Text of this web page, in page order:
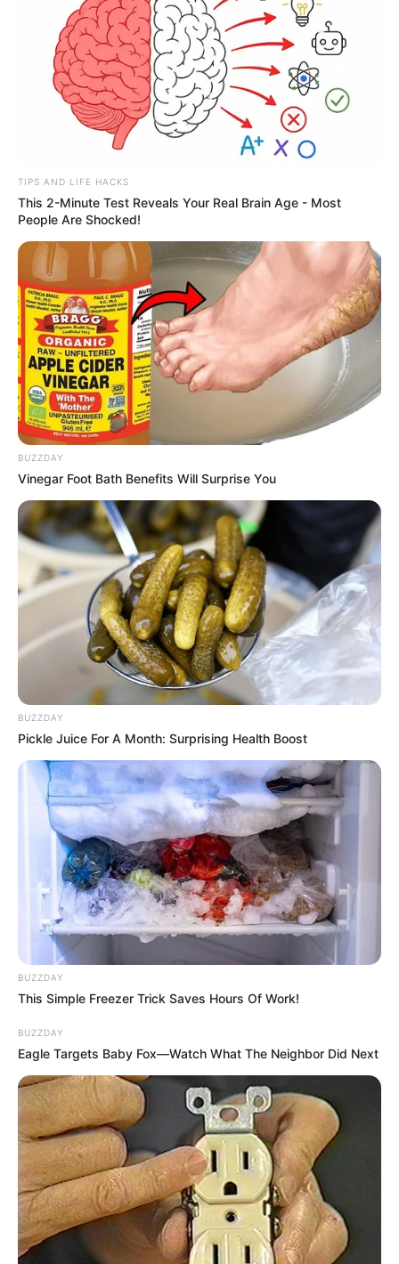
TIPS AND LIFE HACKS
This 2-Minute Test Reveals Your Real Brain Age - Most
People Are Shocked!
BUZZDAY
Vinegar Foot Bath Benefits Will Surprise You
BUZZDAY
Pickle Juice For A Month: Surprising Health Boost
BUZZDAY
This Simple Freezer Trick Saves Hours Of Work!
BUZZDAY
Eagle Targets Baby Fox—Watch What The Neighbor Did Next